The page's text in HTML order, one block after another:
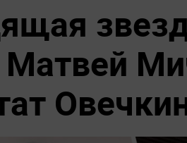
Матвей